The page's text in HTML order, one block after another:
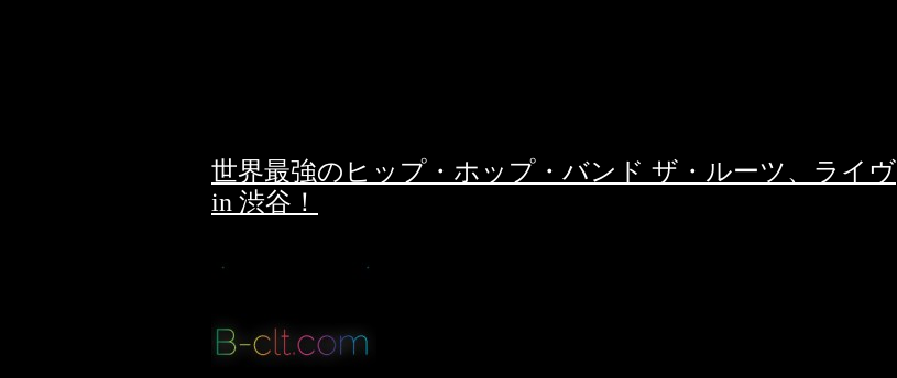
世界最強のヒップ・ホップ・バンド ザ・ルーツ、ライヴ
in 渋谷！